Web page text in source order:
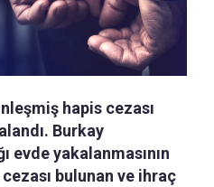
hapis cezası
Burkay
evde yakalanmasının
bulunan ve ihraç